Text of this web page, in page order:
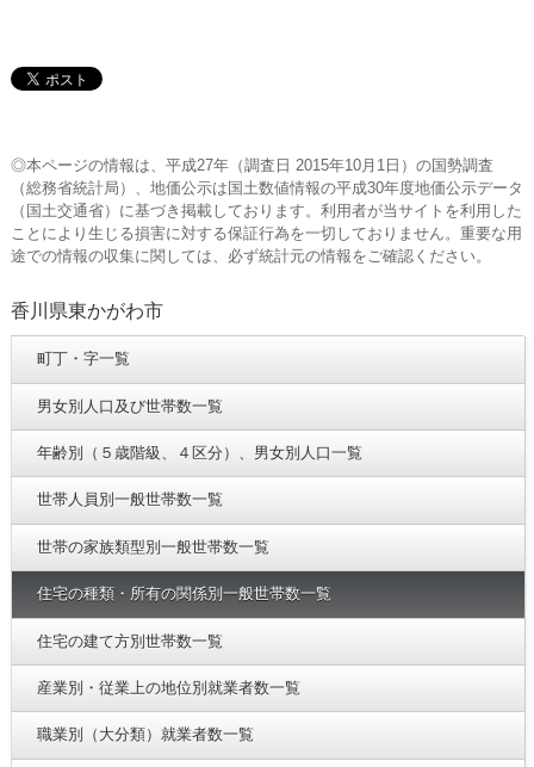
◎本ページの情報は、平成27年（調査日 2015年10月1日）の国勢調査
（総務省統計局）、地価公示は国土数値情報の平成30年度地価公示データ
（国土交通省）に基づき掲載しております。利用者が当サイトを利用した
ことにより生じる損害に対する保証行為を一切しておりません。重要な用
途での情報の収集に関しては、必ず統計元の情報をご確認ください。
香川県東かがわ市
町丁・字一覧
男女別人口及び世帯数一覧
年齢別（５歳階級、４区分）、男女別人口一覧
世帯人員別一般世帯数一覧
世帯の家族類型別一般世帯数一覧
住宅の種類・所有の関係別一般世帯数一覧
住宅の建て方別世帯数一覧
産業別・従業上の地位別就業者数一覧
職業別（大分類）就業者数一覧